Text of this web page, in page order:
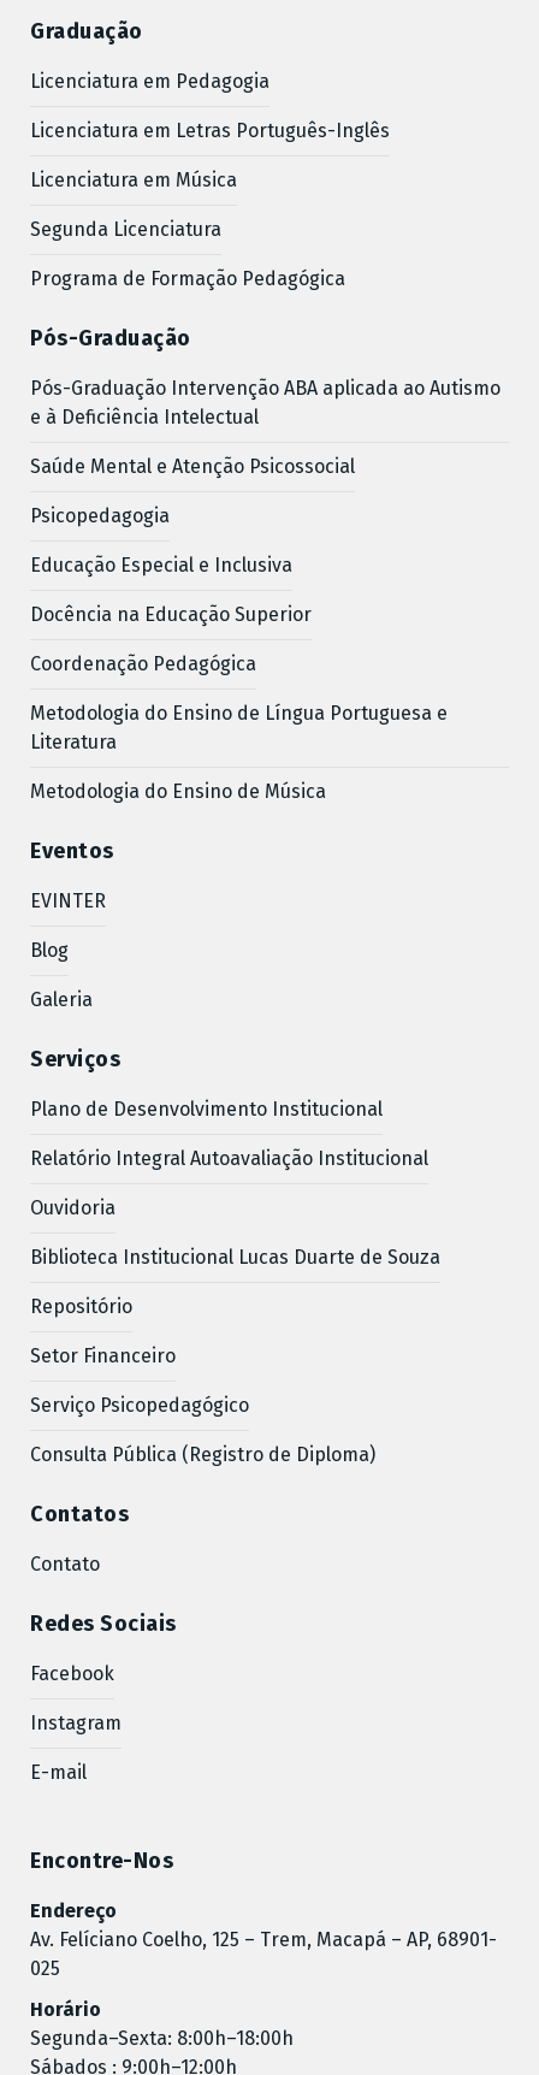
Graduação
Licenciatura em Pedagogia
Licenciatura em Letras Português-Inglês
Licenciatura em Música
Segunda Licenciatura
Programa de Formação Pedagógica
Pós-Graduação
Pós-Graduação Intervenção ABA aplicada ao Autismo
e à Deficiência Intelectual
Saúde Mental e Atenção Psicossocial
Psicopedagogia
Educação Especial e Inclusiva
Docência na Educação Superior
Coordenação Pedagógica
Metodologia do Ensino de Língua Portuguesa e
Literatura
Metodologia do Ensino de Música
Eventos
EVINTER
Blog
Galeria
Serviços
Plano de Desenvolvimento Institucional
Relatório Integral Autoavaliação Institucional
Ouvidoria
Biblioteca Institucional Lucas Duarte de Souza
Repositório
Setor Financeiro
Serviço Psicopedagógico
Consulta Pública (Registro de Diploma)
Contatos
Contato
Redes Sociais
Facebook
Instagram
E-mail
Encontre-Nos
Endereço
Av. Felíciano Coelho, 125 – Trem, Macapá – AP, 68901-
025
Horário
Segunda–Sexta: 8:00h–18:00h
Sábados : 9:00h–12:00h